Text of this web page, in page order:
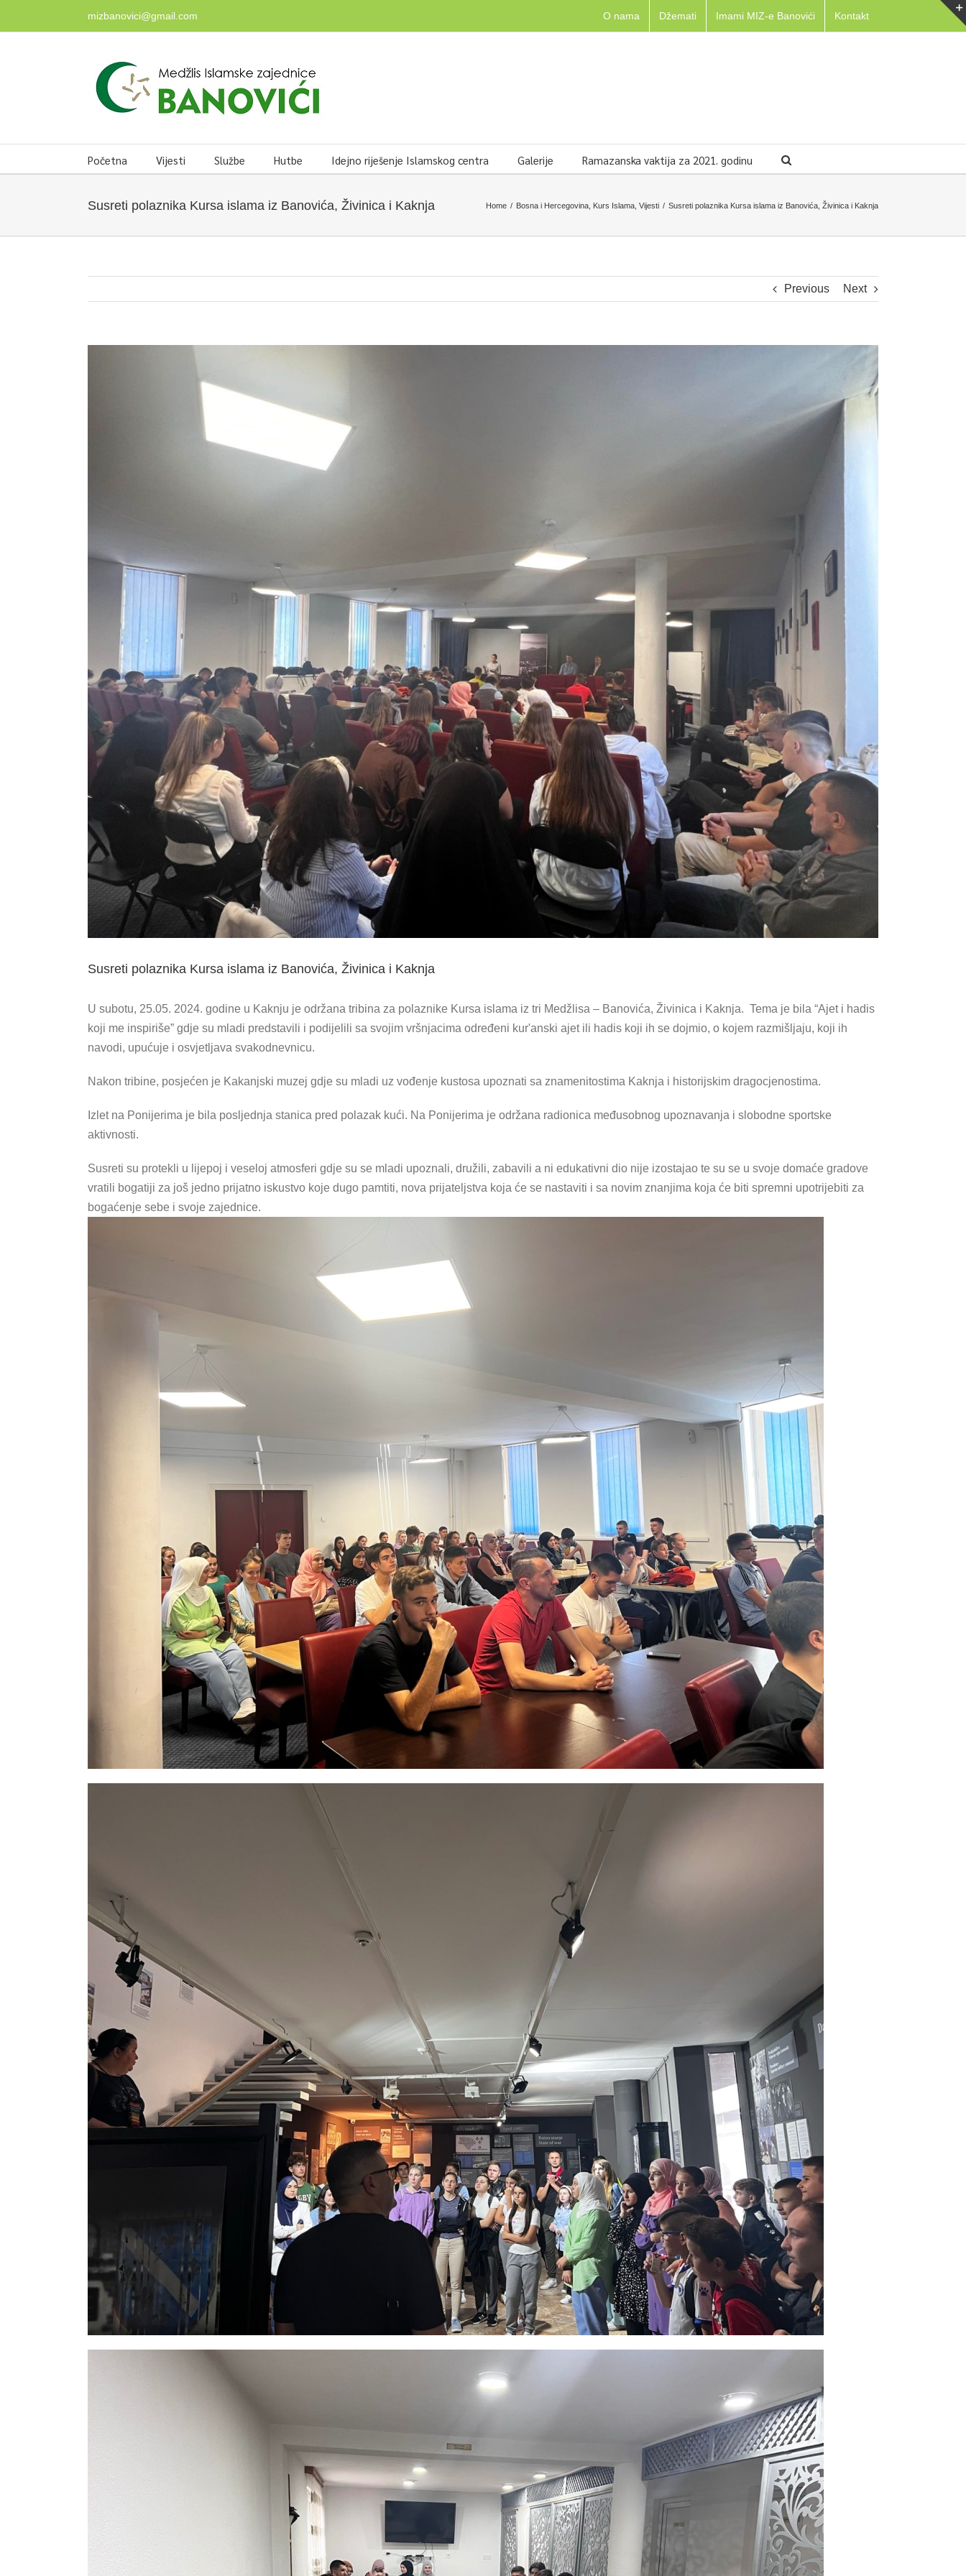
mizbanovici@gmail.com O nama Džemati Imami MIZ-e Banovići Kontakt
Početna Vijesti Službe Hutbe Idejno riješenje Islamskog centra Galerije Ramazanska vaktija za 2021. godinu
Susreti polaznika Kursa islama iz Banovića, Živinica i Kaknja Home / Bosna i Hercegovina Kurs Islama Vijesti / Susreti polaznika Kursa islama iz Banovića, Živinica i Kaknja
Previous Next
Susreti polaznika Kursa islama iz Banovića, Živinica i Kaknja
U subotu, 25.05. 2024. godine u Kaknju je održana tribina za polaznike Kursa islama iz tri Medžlisa – Banovića, Živinica i Kaknja. Tema je bila “Ajet i hadis
koji me inspiriše” gdje su mladi predstavili i podijelili sa svojim vršnjacima određeni kur'anski ajet ili hadis koji ih se dojmio, o kojem razmišljaju, koji ih
navodi, upućuje i osvjetljava svakodnevnicu.
Nakon tribine, posjećen je Kakanjski muzej gdje su mladi uz vođenje kustosa upoznati sa znamenitostima Kaknja i historijskim dragocjenostima.
Izlet na Ponijerima je bila posljednja stanica pred polazak kući. Na Ponijerima je održana radionica međusobnog upoznavanja i slobodne sportske
aktivnosti.
Susreti su protekli u lijepoj i veseloj atmosferi gdje su se mladi upoznali, družili, zabavili a ni edukativni dio nije izostajao te su se u svoje domaće gradove
vratili bogatiji za još jedno prijatno iskustvo koje dugo pamtiti, nova prijateljstva koja će se nastaviti i sa novim znanjima koja će biti spremni upotrijebiti za
bogaćenje sebe i svoje zajednice.